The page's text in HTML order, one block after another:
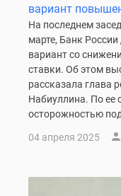
Коттеджные
поселки
Ленинградской
коттеджные
поселки
Строящиеся
коттеджные
поселки
вариант
На последнем
марте, Банк
вариант со
ставки. Об этом
рассказала глава
Набиуллина. По ее
осторожностью
04 апреля 2025